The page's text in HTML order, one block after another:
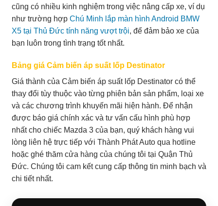
cũng có nhiều kinh nghiệm trong việc nâng cấp xe, ví dụ
như trường hợp Chú Minh lắp màn hình Android BMW
X5 tại Thủ Đức tính năng vượt trội, để đảm bảo xe của
bạn luôn trong tình trạng tốt nhất.
Bảng giá Cảm biến áp suất lốp Destinator
Giá thành của Cảm biến áp suất lốp Destinator có thể
thay đổi tùy thuộc vào từng phiên bản sản phẩm, loại xe
và các chương trình khuyến mãi hiện hành. Để nhận
được báo giá chính xác và tư vấn cấu hình phù hợp
nhất cho chiếc Mazda 3 của bạn, quý khách hàng vui
lòng liên hệ trực tiếp với Thành Phát Auto qua hotline
hoặc ghé thăm cửa hàng của chúng tôi tại Quận Thủ
Đức. Chúng tôi cam kết cung cấp thông tin minh bạch và
chi tiết nhất.